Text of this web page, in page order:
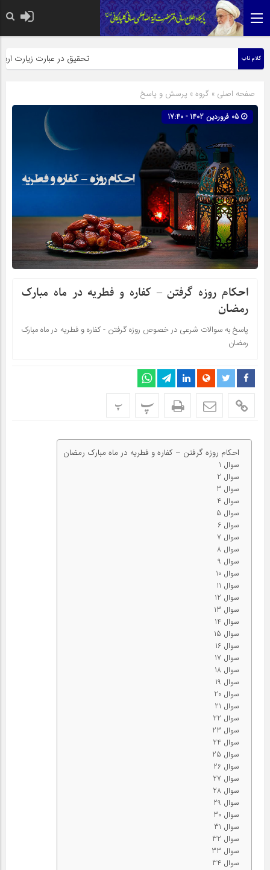
کلام ناب تحقیق در عبارت زیارت اربعین
صفحه اصلی » گروه » پرسش و پاسخ
احکام روزه گرفتن – کفاره و فطریه در ماه مبارک
رمضان
پاسخ به سوالات شرعی در خصوص روزه گرفتن - کفاره و فطریه در ماه مبارک
رمضان
پ پ
احکام روزه گرفتن – کفاره و فطریه در ماه مبارک رمضان
سوال 1
سوال 2
سوال 3
سوال 4
سوال 5
سوال 6
سوال 7
سوال 8
سوال 9
سوال 10
سوال 11
سوال 12
سوال 13
سوال 14
سوال 15
سوال 16
سوال 17
سوال 18
سوال 19
سوال 20
سوال 21
سوال 22
سوال 23
سوال 24
سوال 25
سوال 26
سوال 27
سوال 28
سوال 29
سوال 30
سوال 31
سوال 32
سوال 33
سوال 34